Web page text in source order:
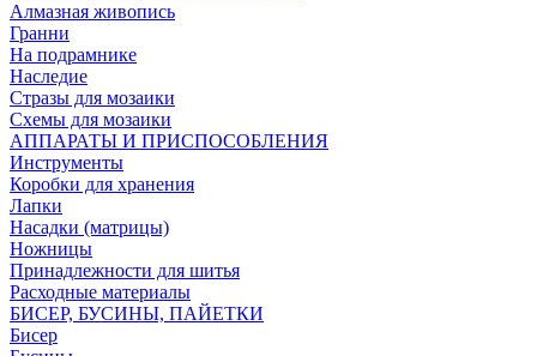
Алмазная живопись
Гранни
На подрамнике
Наследие
Стразы для мозаики
Схемы для мозаики
АППАРАТЫ И ПРИСПОСОБЛЕНИЯ
Инструменты
Коробки для хранения
Лапки
Насадки (матрицы)
Ножницы
Принадлежности для шитья
Расходные материалы
БИСЕР, БУСИНЫ, ПАЙЕТКИ
Бисер